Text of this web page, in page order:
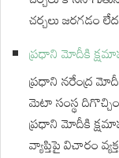
చర్చలు జరగడం
ప్రధాని మోదీకి
ప్రధాని నరేంద్ర
మెటా సంస్థ
ప్రధాని మోదీకి
వ్యాప్తిపై విచారం